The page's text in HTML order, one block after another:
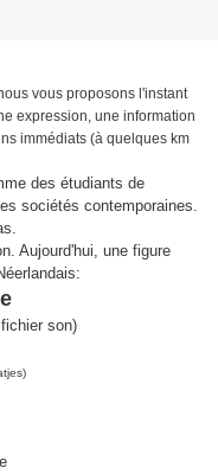
vous proposons l'instant
expression, une information
immédiats (à quelques km
des étudiants de
sociétés contemporaines.
Aujourd'hui, une figure
son)